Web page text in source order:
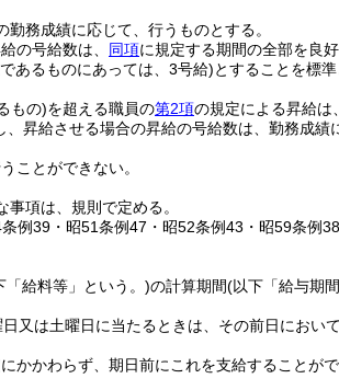
務成績に応じて、行うものとする。
の号給数は、 同項に規定する期間の全部を良
あるものにあっては、3号給)とすることを標
もの)を超える職員の第2項の規定による昇給は、
昇給させる場合の昇給の号給数は、勤務成績
ことができない。
項は、規則で定める。
例39・昭51条例47・昭52条例43・昭59条例
「給料等」という。)の計算期間(以下「給与期
又は土曜日に当たるときは、その前日におい
かかわらず、期日前にこれを支給することがで